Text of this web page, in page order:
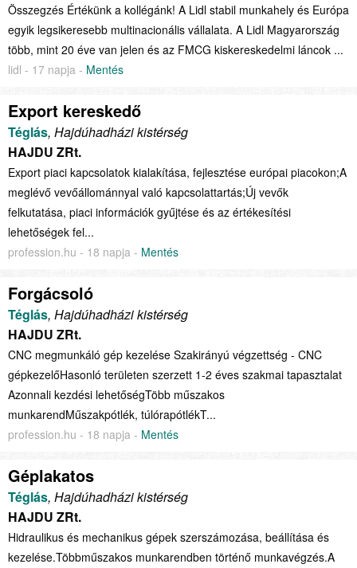
Összegzés Értékünk a kollégánk! A Lidl stabil munkahely és Európa
egyik legsikeresebb multinacionális vállalata. A Lidl Magyarország
több, mint 20 éve van jelen és az FMCG kiskereskedelmi láncok ...
lidl - 17 napja - Mentés
Export kereskedő
Téglás, Hajdúhadházi kistérség
HAJDU ZRt.
Export piaci kapcsolatok kialakítása, fejlesztése európai piacokon;A
meglévő vevőállománnyal való kapcsolattartás;Új vevők
felkutatása, piaci információk gyűjtése és az értékesítési
lehetőségek fel...
profession.hu - 18 napja - Mentés
Forgácsoló
Téglás, Hajdúhadházi kistérség
HAJDU ZRt.
CNC megmunkáló gép kezelése Szakirányú végzettség - CNC
gépkezelőHasonló területen szerzett 1-2 éves szakmai tapasztalat
Azonnali kezdési lehetőségTöbb műszakos
munkarendMűszakpótlék, túlórapótlékT...
profession.hu - 18 napja - Mentés
Géplakatos
Téglás, Hajdúhadházi kistérség
HAJDU ZRt.
Hidraulikus és mechanikus gépek szerszámozása, beállítása és
kezelése.Többműszakos munkarendben történő munkavégzés.A